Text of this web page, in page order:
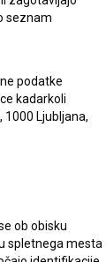
seznam
podatke
kadarkoli
Ljubljana,
ob obisku
spletnega mesta